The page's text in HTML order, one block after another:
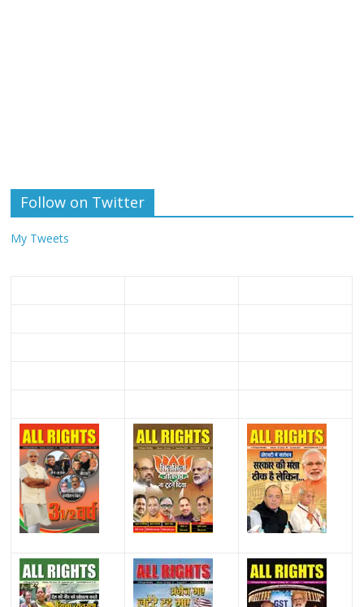
Follow on Twitter
My Tweets